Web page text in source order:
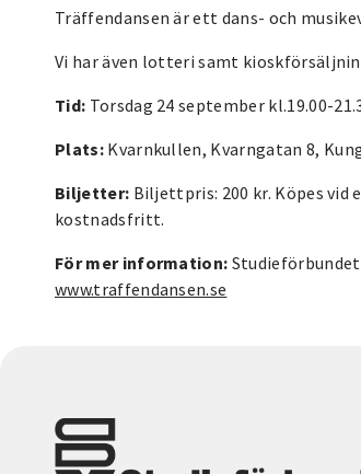
Träffendansen är ett dans- och
Vi har även lotteri samt
Tid: Torsdag 24 september kl.19.00-
Plats:Kvarnkullen, Kvarngatan 8,
Biljetter: Biljettpris: 200 kr. Köpes
kostnadsfritt.
För mer information: Studieförbundet
www.traffendansen.se